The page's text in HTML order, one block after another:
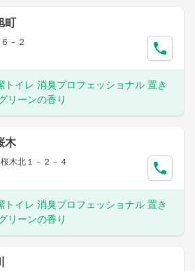
町
－２
トイレ 消臭プロフェッショナル 置き
リーンの香り
木
木北１－２－４
トイレ 消臭プロフェッショナル 置き
リーンの香り